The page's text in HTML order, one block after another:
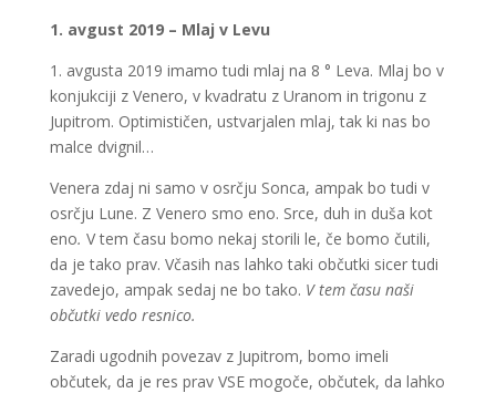
1. avgust 2019 – Mlaj v Levu
1. avgusta 2019 imamo tudi mlaj na 8 ° Leva. Mlaj bo v
konjukciji z Venero, v kvadratu z Uranom in trigonu z
Jupitrom. Optimističen, ustvarjalen mlaj, tak ki nas bo
malce dvignil…
Venera zdaj ni samo v osrčju Sonca, ampak bo tudi v
osrčju Lune. Z Venero smo eno. Srce, duh in duša kot
eno. V tem času bomo nekaj storili le, če bomo čutili,
da je tako prav. Včasih nas lahko taki občutki sicer tudi
zavedejo, ampak sedaj ne bo tako. V tem času naši
občutki vedo resnico.
Zaradi ugodnih povezav z Jupitrom, bomo imeli
občutek, da je res prav VSE mogoče, občutek, da lahko